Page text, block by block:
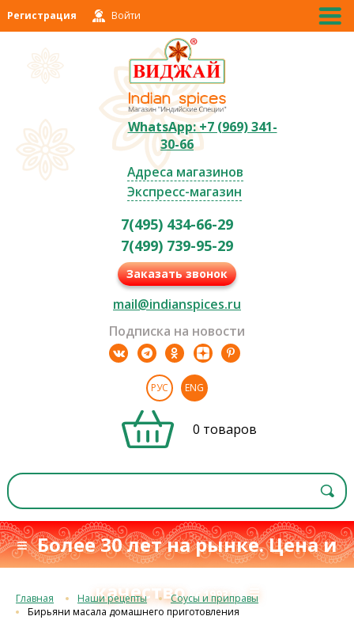
Регистрация Войти
WhatsApp: +7 (969) 341-
30-66
Адреса магазинов
Экспресс-магазин
7(495) 434-66-29
7(499) 739-95-29
Заказать звонок
mail@indianspices.ru
Подписка на новости
РУС ENG
0 товаров
≡ Более 30 лет на рынке. Цена и
качество с 1993 г.≡
Главная Наши рецепты
Соусы и приправы
Бирьяни масала домашнего приготовления